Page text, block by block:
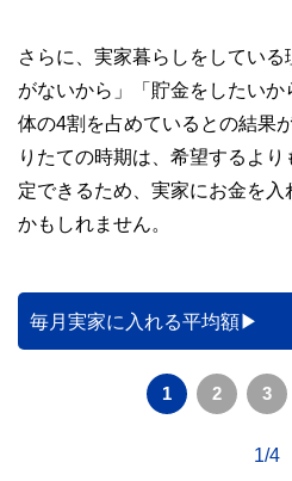
さらに、実家暮らしをしてい
がないから」「貯金をしたい
体の4割を占めているとの結果
りたての時期は、希望するよ
定できるため、実家にお金を
かもしれません。
毎月実家に入れる平均額
1 2 3
1/4